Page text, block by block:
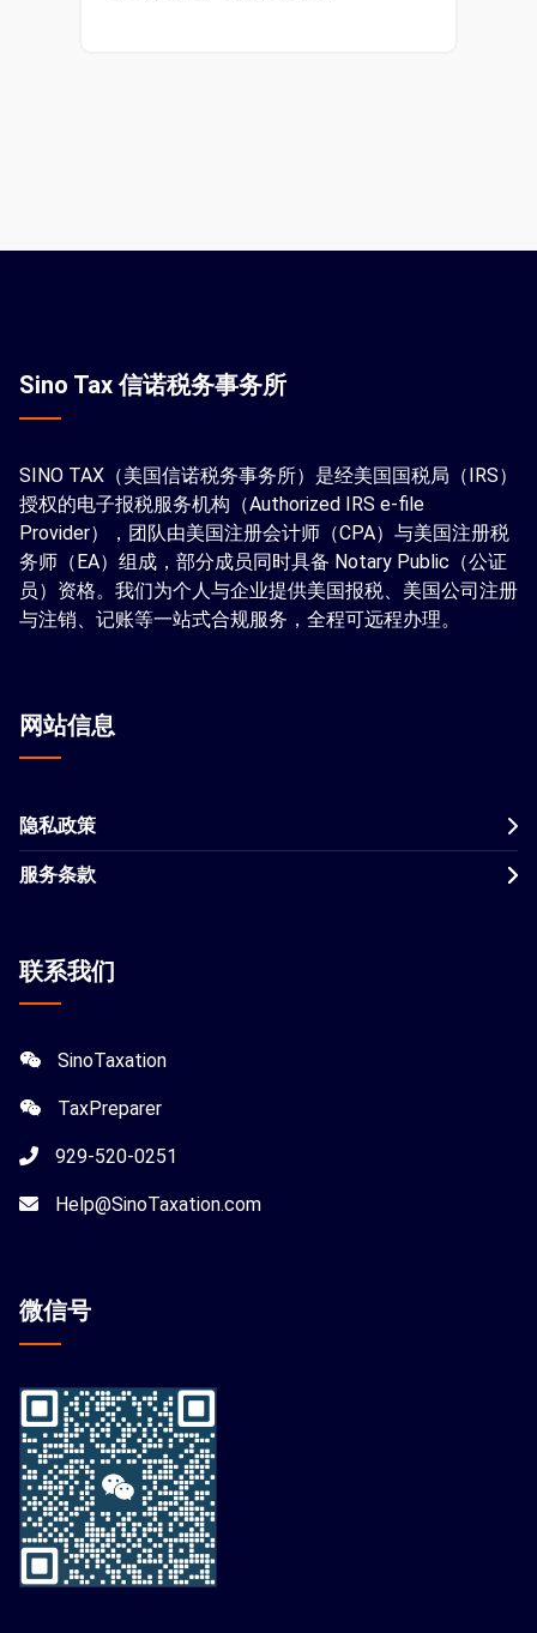
Sino Tax 信诺税务事务所
SINO TAX（美国信诺税务事务所）是经美国国税局（IRS）
授权的电子报税服务机构（Authorized IRS e-file
Provider），团队由美国注册会计师（CPA）与美国注册税
务师（EA）组成，部分成员同时具备 Notary Public（公证
员）资格。我们为个人与企业提供美国报税、美国公司注册
与注销、记账等一站式合规服务，全程可远程办理。
网站信息
隐私政策
服务条款
联系我们
SinoTaxation
TaxPreparer
929-520-0251
Help@SinoTaxation.com
微信号